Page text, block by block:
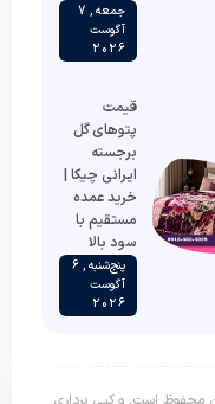
جمعه , 7
آگوست
2026
قیمت
پتوهای گل
برجسته
ایرانی چیکا |
خرید عمده
مستقیم با
سود بالا
پنج‌شنبه , 6
آگوست
2026